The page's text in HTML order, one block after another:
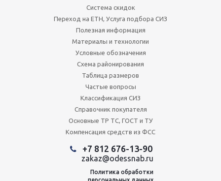
Система скидок
Переход на ЕТН, Услуга подбора СИЗ
Полезная информация
Материалы и технологии
Условные обозначения
Схема районирования
Таблица размеров
Частые вопросы
Классификация СИЗ
Справочник покупателя
Основные ТР ТС, ГОСТ и ТУ
Компенсация средств из ФСС
+7 812 676-13-90
zakaz@odessnab.ru
Политика обработки
персональных данных